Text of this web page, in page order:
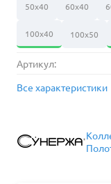
50х40 60х40
100х40 100х50
Артикул:
Все